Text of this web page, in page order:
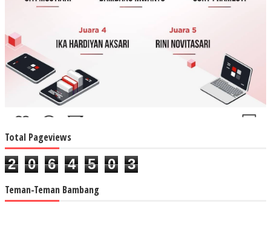
Total Pageviews
2 0 6 4 5 0 3
Teman-Teman Bambang